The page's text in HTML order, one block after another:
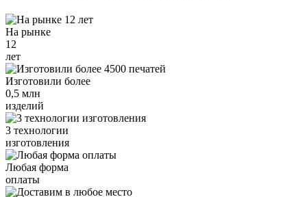
На рынке
12
лет
Изготовили более
0,5 млн
изделий
3 технологии
изготовления
Любая форма
оплаты